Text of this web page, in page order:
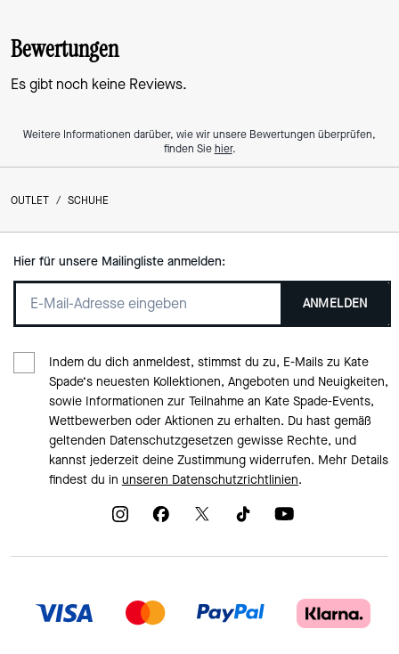
Bewertungen
Es gibt noch keine Reviews.
Weitere Informationen darüber, wie wir unsere Bewertungen überprüfen,
finden Siehier.
OUTLET / SCHUHE
Hier für unsere Mailingliste anmelden:
ANMELDEN
Indem du dich anmeldest, stimmst du zu, E-Mails zu Kate
Spade‘s neuesten Kollektionen, Angeboten und Neuigkeiten,
sowie Informationen zur Teilnahme an Kate Spade-Events,
Wettbewerben oder Aktionen zu erhalten. Du hast gemäß
geltenden Datenschutzgesetzen gewisse Rechte, und
kannst jederzeit deine Zustimmung widerrufen. Mehr Details
findest du in unseren Datenschutzrichtlinien.